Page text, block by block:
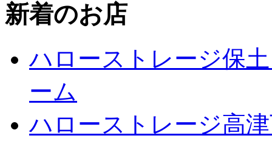
新着のお店
ハローストレージ保
ーム
ハローストレージ高